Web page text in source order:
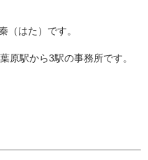
（はた）です。
原駅から3駅の事務所です。